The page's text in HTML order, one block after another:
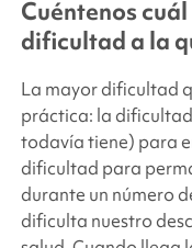
Cuéntenos
dificultad a la
La mayor dificultad
práctica: la
todavía tiene) para
dificultad para
durante un número
dificulta nuestro